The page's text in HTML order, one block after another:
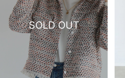
SOLD OUT